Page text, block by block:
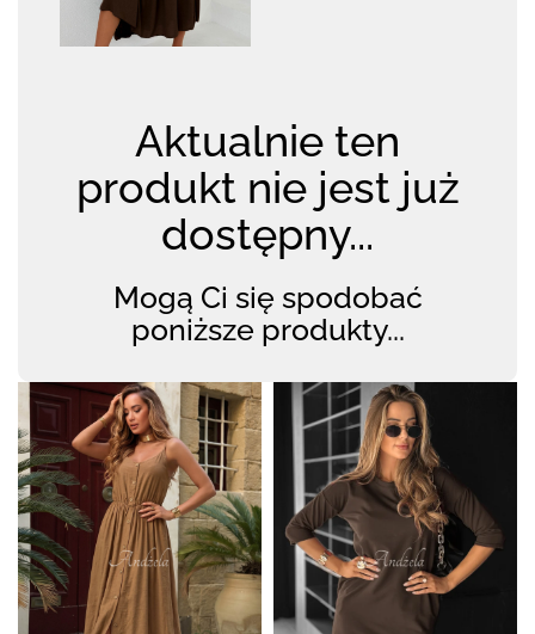
Aktualnie ten
produkt nie jest już
dostępny...
Mogą Ci się spodobać
poniższe produkty...